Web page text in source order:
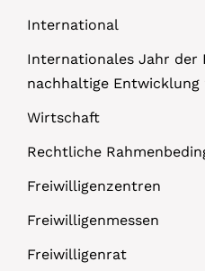
International
Internationales Jahr der
nachhaltige Entwicklung
Wirtschaft
Rechtliche
Freiwilligenzentren
Freiwilligenmessen
Freiwilligenrat